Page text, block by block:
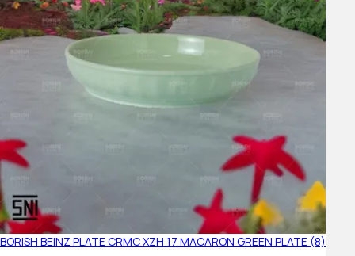
BORISH BEINZ PLATE CRMC XZH 17 MACARON GREEN PLATE (8)